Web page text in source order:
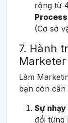
rộng từ
Process
(Cơ sở
7. Hành
Làm
bạn còn cần
Sự
đổi từng